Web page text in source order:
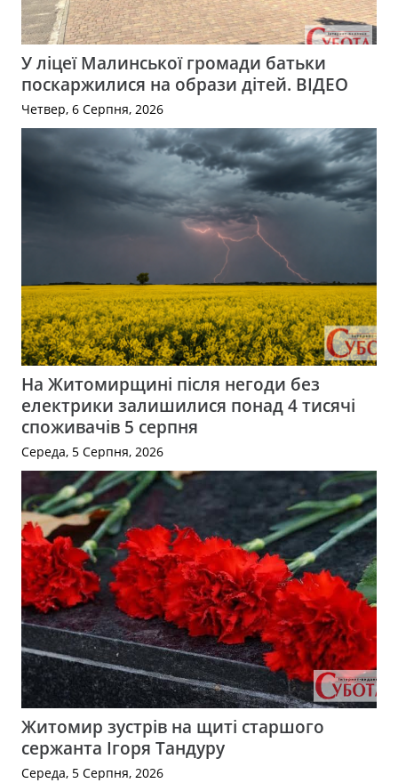
У ліцеї Малинської громади батьки
поскаржилися на образи дітей. ВІДЕО
Четвер, 6 Серпня, 2026
На Житомирщині після негоди без
електрики залишилися понад 4 тисячі
споживачів 5 серпня
Середа, 5 Серпня, 2026
Житомир зустрів на щиті старшого
сержанта Ігоря Тандуру
Середа, 5 Серпня, 2026